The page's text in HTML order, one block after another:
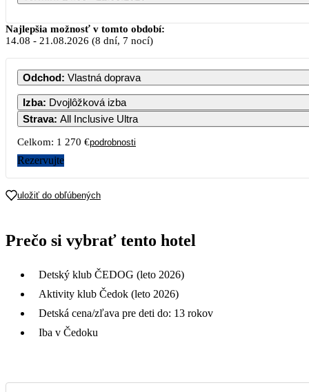
Najlepšia možnosť v tomto období:
14.08 - 21.08.2026 (8 dní, 7 nocí)
Odchod: Vlastná doprava
Izba: Dvojlôžková izba
Strava: All Inclusive Ultra
Celkom: 1 270 €podrobnosti
Rezervujte
uložiť do obľúbených
Prečo si vybrať tento hotel
Detský klub ČEDOG (leto 2026)
Aktivity klub Čedok (leto 2026)
Detská cena/zľava pre deti do: 13 rokov
Iba v Čedoku